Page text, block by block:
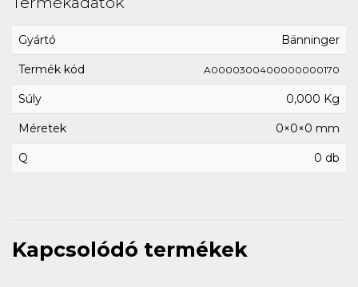
Gyártó Bänninger
Termék kód A0000300400000000170
Súly 0,000 Kg
Méretek 0×0×0 mm
Q 0 db
Kapcsolódó termékek